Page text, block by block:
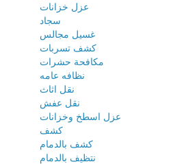
عزل خزانات
سجاد
غسيل مجالس
كشف تسربات
مكافحة حشرات
نظافه عامه
نقل اثاث
نقل عفش
عزل اسطخ وخزانات
كشف
كشف بالدمام
نتظيف بالدمام